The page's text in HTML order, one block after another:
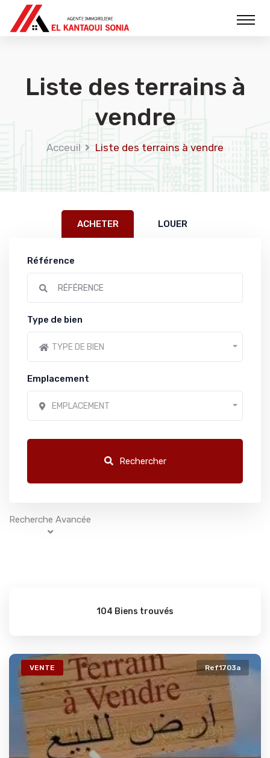
Liste des terrains à
vendre
Acceuil Liste des terrains à vendre
ACHETER LOUER
Référence
Type de bien
TYPE DE BIEN
Emplacement
EMPLACEMENT
Rechercher
Recherche Avancée
104 Biens trouvés
VENTE Ref1703a